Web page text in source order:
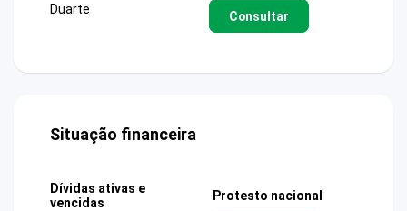
Duarte
Consultar
Situação financeira
Dívidas ativas e
vencidas
Protesto nacional